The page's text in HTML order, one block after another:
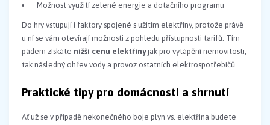
Možnost využití zelené energie a dotačního programu
Do hry vstupují i faktory spojené s užitím elektřiny, protože právě
u ní se vám otevírají možnosti z pohledu přístupnosti tarifů. Tím
pádem získáte nižší cenu elektřinyjak pro vytápění nemovitosti,
tak následný ohřev vody a provoz ostatních elektrospotřebičů.
Praktické tipy pro domácnosti a shrnutí
Ať už se v případě nekonečného boje plyn vs. elektřina budete